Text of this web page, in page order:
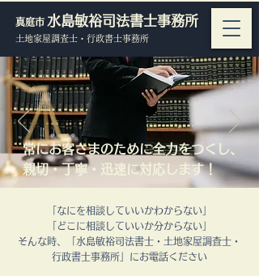
真庭市 水島敏裕司法書士事務所
土地家屋調査士・行政書士事務所
常にお客さまのために全力をつくし、
親切・丁寧・迅速に対応します！
「なにを相談していいかわからない」
「どこに相談していいか分からない」
そんな時、「水島敏裕司法書士・土地家屋調査士・
行政書士事務所」にお電話ください